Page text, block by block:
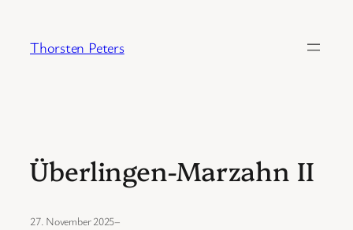
springen
Thorsten Peters
Überlingen-Marzahn II
27. November 2025–